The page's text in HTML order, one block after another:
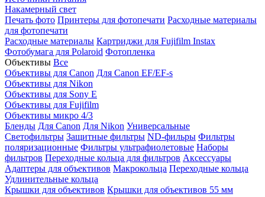
Накамерный свет
Печать фото Принтеры для фотопечати Расходные материалы
для фотопечати
Расходные материалы Картриджи для Fujifilm Instax
Фотобумага для Polaroid Фотопленка
Объективы Все
Объективы для Canon Для Canon EF/EF-s
Объективы для Nikon
Объективы для Sony E
Объективы для Fujifilm
Объективы микро 4/3
Бленды Для Canon Для Nikon Универсальные
Светофильтры Защитные фильтры ND-фильры Фильтры
поляризационные Фильтры ультрафиолетовые Наборы
фильтров Переходные кольца для фильтров Аксессуары
Адаптеры для объективов Макрокольца Переходные кольца
Удлинительные кольца
Крышки для объективов Крышки для объективов 55 мм